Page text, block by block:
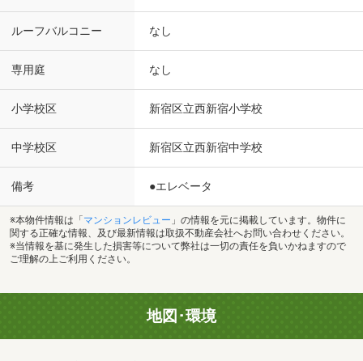
ルーフバルコニー なし
専用庭 なし
小学校区 新宿区立西新宿小学校
中学校区 新宿区立西新宿中学校
備考 ●エレベータ
※本物件情報は「 マンションレビュー 」の情報を元に掲載しています。物件に
関する正確な情報、及び最新情報は取扱不動産会社へお問い合わせください。
※当情報を基に発生した損害等について弊社は一切の責任を負いかねますので
ご理解の上ご利用ください。
地図･環境